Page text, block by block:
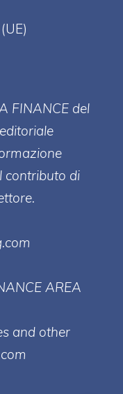
FINANCE del
contributo di
AREA
and other